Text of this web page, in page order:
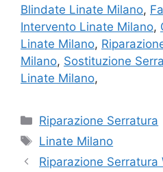
Blindate Linate Milano,
Intervento Linate Milano,
Linate Milano,
Milano, Sostituzione
Linate Milano,
Categorie
Riparazione Serratura
Tag
Linate Milano
Riparazione Serratura